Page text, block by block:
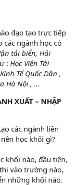
đạo tạo trực tiếp
các ngành học có
tải biển, Hải
: Học Viện Tài
Tế Quốc Dân ,
Hà Nội , …
XUẤT – NHẬP
các ngành liên
học khối gì?
khối nào, đầu tiên,
vào trường nào,
những khối nào.